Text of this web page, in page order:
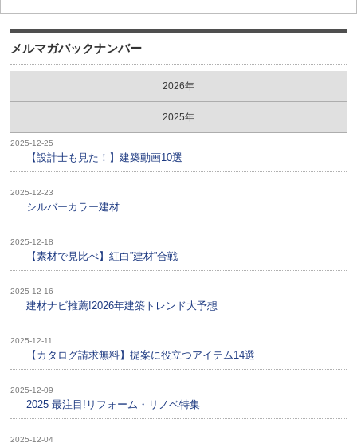
メルマガバックナンバー
2026年
2025年
2025-12-25
【設計士も見た！】建築動画10選
2025-12-23
シルバーカラー建材
2025-12-18
【素材で見比べ】紅白”建材”合戦
2025-12-16
建材ナビ推薦!2026年建築トレンド大予想
2025-12-11
【カタログ請求無料】提案に役立つアイテム14選
2025-12-09
2025 最注目!リフォーム・リノベ特集
2025-12-04